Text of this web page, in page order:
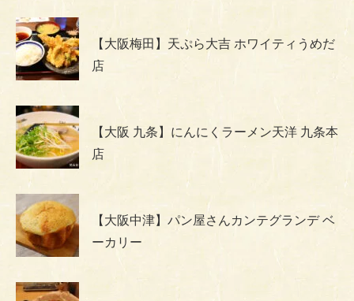
【大阪梅田】天ぷら大吉 ホワイティうめだ
店
【大阪 九条】にんにくラーメン天洋 九条本
店
【大阪中津】パン屋さんカンテグランデ ベ
ーカリー